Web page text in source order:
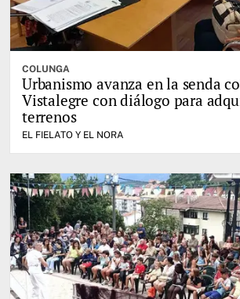
COLUNGA
Urbanismo avanza en la senda
Vistalegre con diálogo para
terrenos
EL FIELATO Y EL NORA